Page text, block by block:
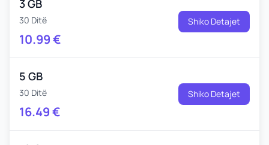
3 GB
30 Ditë
10.99€
Shiko Detajet
5 GB
30 Ditë
16.49€
Shiko Detajet